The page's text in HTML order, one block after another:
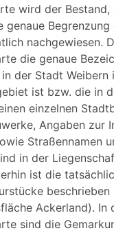
wird der Bestand,
genaue Begrenzung
nachgewiesen.
die genaue
der Stadt Weibern
ist bzw. die in
einzelnen
Angaben zur
Straßennamen
in der
ist die
beschrieben
Ackerland). In
sind die